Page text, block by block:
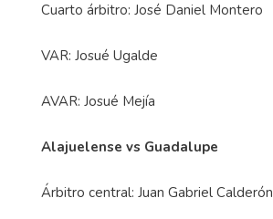
Cuarto árbitro: José Daniel Montero
VAR: Josué Ugalde
AVAR: Josué Mejía
Alajuelense vs Guadalupe
Árbitro central: Juan Gabriel Calderón